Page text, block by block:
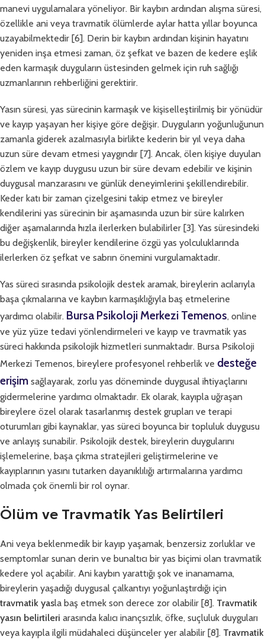
manevi uygulamalara yöneliyor. Bir kaybın ardından alışma süresi,
özellikle ani veya travmatik ölümlerde aylar hatta yıllar boyunca
uzayabilmektedir [6]. Derin bir kaybın ardından kişinin hayatını
yeniden inşa etmesi zaman, öz şefkat ve bazen de kedere eşlik
eden karmaşık duyguların üstesinden gelmek için ruh sağlığı
uzmanlarının rehberliğini gerektirir.
Yasın süresi, yas sürecinin karmaşık ve kişiselleştirilmiş bir yönüdür
ve kayıp yaşayan her kişiye göre değişir. Duyguların yoğunluğunun
zamanla giderek azalmasıyla birlikte kederin bir yıl veya daha
uzun süre devam etmesi yaygındır [7]. Ancak, ölen kişiye duyulan
özlem ve kayıp duygusu uzun bir süre devam edebilir ve kişinin
duygusal manzarasını ve günlük deneyimlerini şekillendirebilir.
Keder katı bir zaman çizelgesini takip etmez ve bireyler
kendilerini yas sürecinin bir aşamasında uzun bir süre kalırken
diğer aşamalarında hızla ilerlerken bulabilirler [3]. Yas süresindeki
bu değişkenlik, bireyler kendilerine özgü yas yolculuklarında
ilerlerken öz şefkat ve sabrın önemini vurgulamaktadır.
Yas süreci sırasında psikolojik destek aramak, bireylerin acılarıyla
başa çıkmalarına ve kaybın karmaşıklığıyla baş etmelerine
yardımcı olabilir. Bursa Psikoloji Merkezi Temenos, online
ve yüz yüze tedavi yönlendirmeleri ve kayıp ve travmatik yas
süreci hakkında psikolojik hizmetleri sunmaktadır. Bursa Psikoloji
Merkezi Temenos, bireylere profesyonel rehberlik ve desteğe
erişim sağlayarak, zorlu yas döneminde duygusal ihtiyaçlarını
gidermelerine yardımcı olmaktadır. Ek olarak, kayıpla uğraşan
bireylere özel olarak tasarlanmış destek grupları ve terapi
oturumları gibi kaynaklar, yas süreci boyunca bir topluluk duygusu
ve anlayış sunabilir. Psikolojik destek, bireylerin duygularını
işlemelerine, başa çıkma stratejileri geliştirmelerine ve
kayıplarının yasını tutarken dayanıklılığı artırmalarına yardımcı
olmada çok önemli bir rol oynar.
Ölüm ve Travmatik Yas Belirtileri
Ani veya beklenmedik bir kayıp yaşamak, benzersiz zorluklar ve
semptomlar sunan derin ve bunaltıcı bir yas biçimi olan travmatik
kedere yol açabilir. Ani kaybın yarattığı şok ve inanamama,
bireylerin yaşadığı duygusal çalkantıyı yoğunlaştırdığı için
travmatik yasla baş etmek son derece zor olabilir [8]. Travmatik
yasın belirtileri arasında kalıcı inançsızlık, öfke, suçluluk duyguları
veya kayıpla ilgili müdahaleci düşünceler yer alabilir [8]. Travmatik